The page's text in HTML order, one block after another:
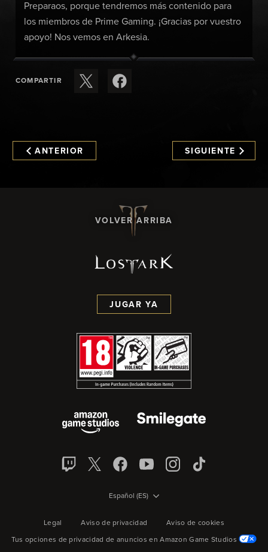
Preparaos, porque tendremos más contenido para
los miembros de Prime Gaming. ¡Gracias por vuestro
apoyo! Nos vemos en Arkesia.
COMPARTIR
ANTERIOR SIGUIENTE
VOLVER ARRIBA
JUGAR YA
Español (ES)
Legal Aviso de privacidad Aviso de cookies
Tus opciones de privacidad de anuncios en Amazon Game Studios